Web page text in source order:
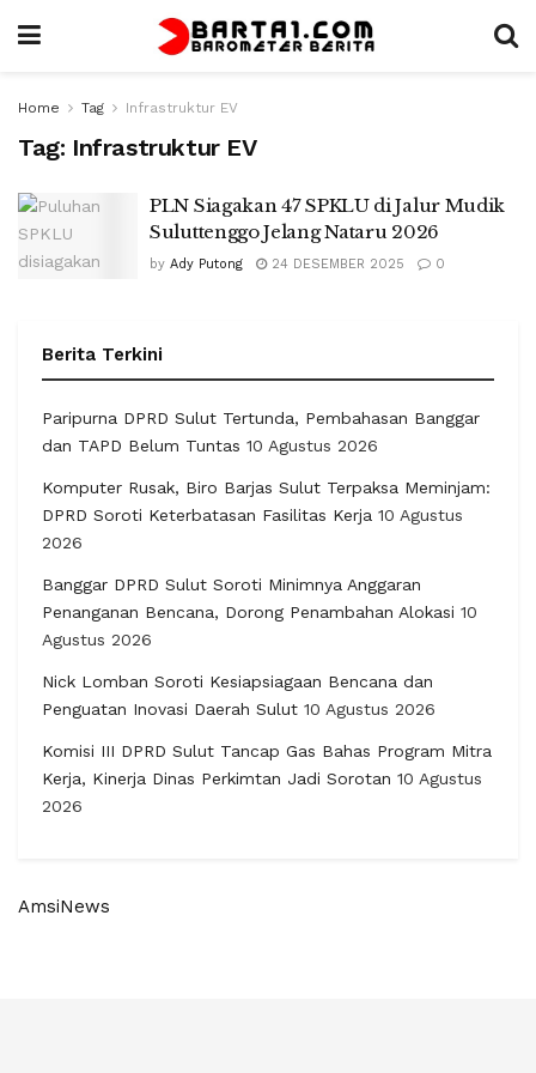
Home Tag Infrastruktur EV
Tag: Infrastruktur EV
PLN Siagakan 47 SPKLU di Jalur Mudik
Suluttenggo Jelang Nataru 2026
by Ady Putong 24 DESEMBER 2025 0
Berita Terkini
Paripurna DPRD Sulut Tertunda, Pembahasan Banggar
dan TAPD Belum Tuntas 10 Agustus 2026
Komputer Rusak, Biro Barjas Sulut Terpaksa Meminjam:
DPRD Soroti Keterbatasan Fasilitas Kerja 10 Agustus
2026
Banggar DPRD Sulut Soroti Minimnya Anggaran
Penanganan Bencana, Dorong Penambahan Alokasi 10
Agustus 2026
Nick Lomban Soroti Kesiapsiagaan Bencana dan
Penguatan Inovasi Daerah Sulut 10 Agustus 2026
Komisi III DPRD Sulut Tancap Gas Bahas Program Mitra
Kerja, Kinerja Dinas Perkimtan Jadi Sorotan 10 Agustus
2026
AmsiNews